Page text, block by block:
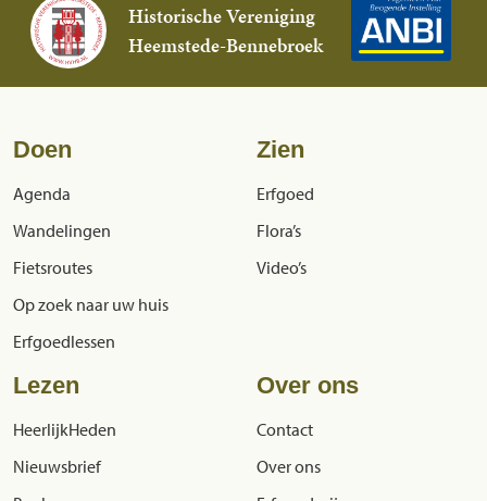
Historische Vereniging
Heemstede-Bennebroek
Doen
Agenda
Wandelingen
Fietsroutes
Op zoek naar uw huis
Erfgoedlessen
Zien
Erfgoed
Flora’s
Video’s
Lezen
HeerlijkHeden
Nieuwsbrief
Over ons
Contact
Over ons